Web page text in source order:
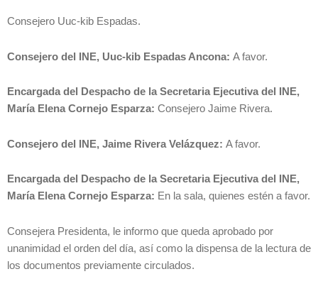
Consejero Uuc-kib Espadas.
Consejero del INE, Uuc-kib Espadas Ancona: A favor.
Encargada del Despacho de la Secretaria Ejecutiva del INE,
María Elena Cornejo Esparza: Consejero Jaime Rivera.
Consejero del INE, Jaime Rivera Velázquez: A favor.
Encargada del Despacho de la Secretaria Ejecutiva del INE,
María Elena Cornejo Esparza: En la sala, quienes estén a favor.
Consejera Presidenta, le informo que queda aprobado por
unanimidad el orden del día, así como la dispensa de la lectura de
los documentos previamente circulados.